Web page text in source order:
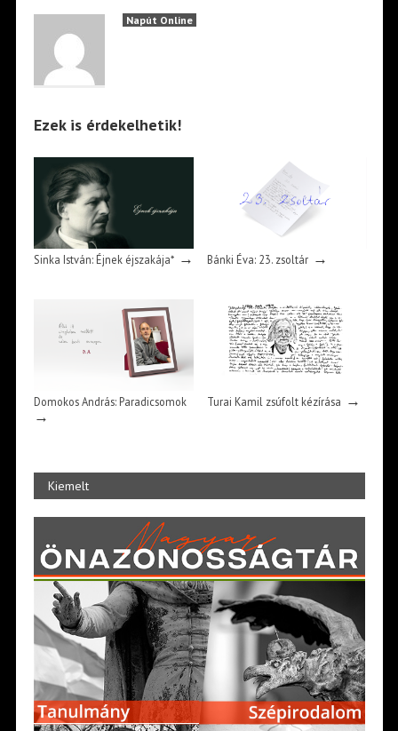
Napút Online
Ezek is érdekelhetik!
Sinka István: Éjnek éjszakája*→ Bánki Éva: 23. zsoltár→
Domokos András: Paradicsomok
→
Turai Kamil zsúfolt kézírása →
Kiemelt